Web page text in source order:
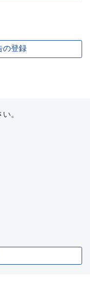
の登録
。